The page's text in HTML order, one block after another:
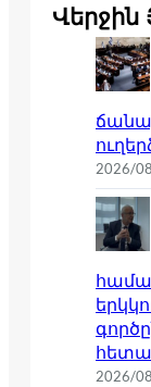
Վերջին
2026/
2026/